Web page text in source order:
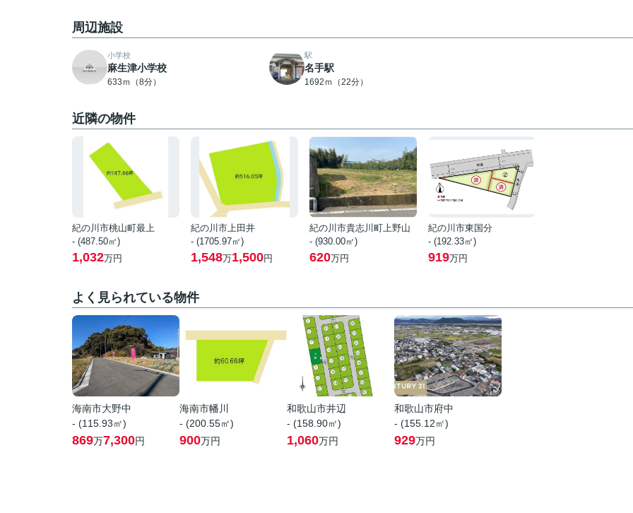
周辺施設
小学校
麻生津小学校
633ｍ（8分）
駅
名手駅
1692ｍ（22分）
近隣の物件
紀の川市桃山町最上
- (487.50㎡)
1,032万円
紀の川市上田井
- (1705.97㎡)
1,548万1,500円
紀の川市貴志川町上野山
- (930.00㎡)
620万円
紀の川市東国分
- (192.33㎡)
919万円
よく見られている物件
海南市大野中
- (115.93㎡)
869万7,300円
海南市幡川
- (200.55㎡)
900万円
和歌山市井辺
- (158.90㎡)
1,060万円
和歌山市府中
- (155.12㎡)
929万円